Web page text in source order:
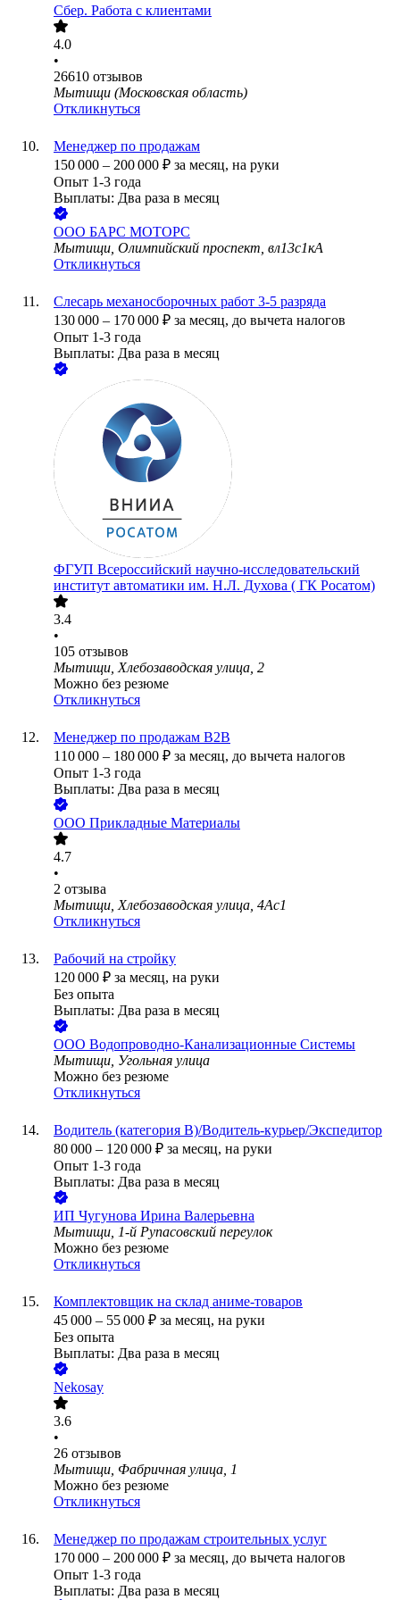
Сбер. Работа с клиентами
4.0
•
26610 отзывов
Мытищи (Московская область)
Откликнуться
Менеджер по продажам
150 000 – 200 000 ₽ за месяц, на руки
Опыт 1-3 года
Выплаты: Два раза в месяц
ООО БАРС МОТОРС
Мытищи, Олимпийский проспект, вл13с1кА
Откликнуться
Слесарь механосборочных работ 3-5 разряда
130 000 – 170 000 ₽ за месяц, до вычета налогов
Опыт 1-3 года
Выплаты: Два раза в месяц
ФГУП Всероссийский научно-исследовательский
институт автоматики им. Н.Л. Духова ( ГК Росатом)
3.4
•
105 отзывов
Мытищи, Хлебозаводская улица, 2
Можно без резюме
Откликнуться
Менеджер по продажам B2B
110 000 – 180 000 ₽ за месяц, до вычета налогов
Опыт 1-3 года
Выплаты: Два раза в месяц
ООО Прикладные Материалы
4.7
•
2 отзыва
Мытищи, Хлебозаводская улица, 4Ас1
Откликнуться
Рабочий на стройку
120 000 ₽ за месяц, на руки
Без опыта
Выплаты: Два раза в месяц
ООО Водопроводно-Канализационные Системы
Мытищи, Угольная улица
Можно без резюме
Откликнуться
Водитель (категория В)/Водитель-курьер/Экспедитор
80 000 – 120 000 ₽ за месяц, на руки
Опыт 1-3 года
Выплаты: Два раза в месяц
ИП Чугунова Ирина Валерьевна
Мытищи, 1-й Рупасовский переулок
Можно без резюме
Откликнуться
Комплектовщик на склад аниме-товаров
45 000 – 55 000 ₽ за месяц, на руки
Без опыта
Выплаты: Два раза в месяц
Nekosay
3.6
•
26 отзывов
Мытищи, Фабричная улица, 1
Можно без резюме
Откликнуться
Менеджер по продажам строительных услуг
170 000 – 200 000 ₽ за месяц, до вычета налогов
Опыт 1-3 года
Выплаты: Два раза в месяц